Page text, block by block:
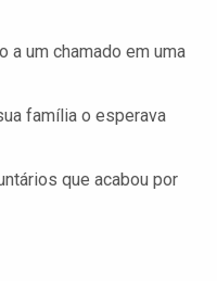
a um chamado em uma
família o esperava
que acabou por